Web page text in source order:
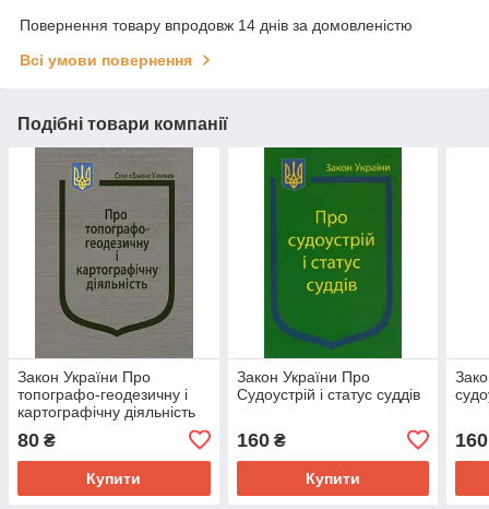
Повернення товару впродовж 14 днів за домовленістю
Всі умови повернення
Подібні товари компанії
Закон України Про
топографо-геодезичну і
картографічну діяльність
80 ₴
Купити
Закон України Про
Судоустрій і статус суддів
160₴
Купити
160